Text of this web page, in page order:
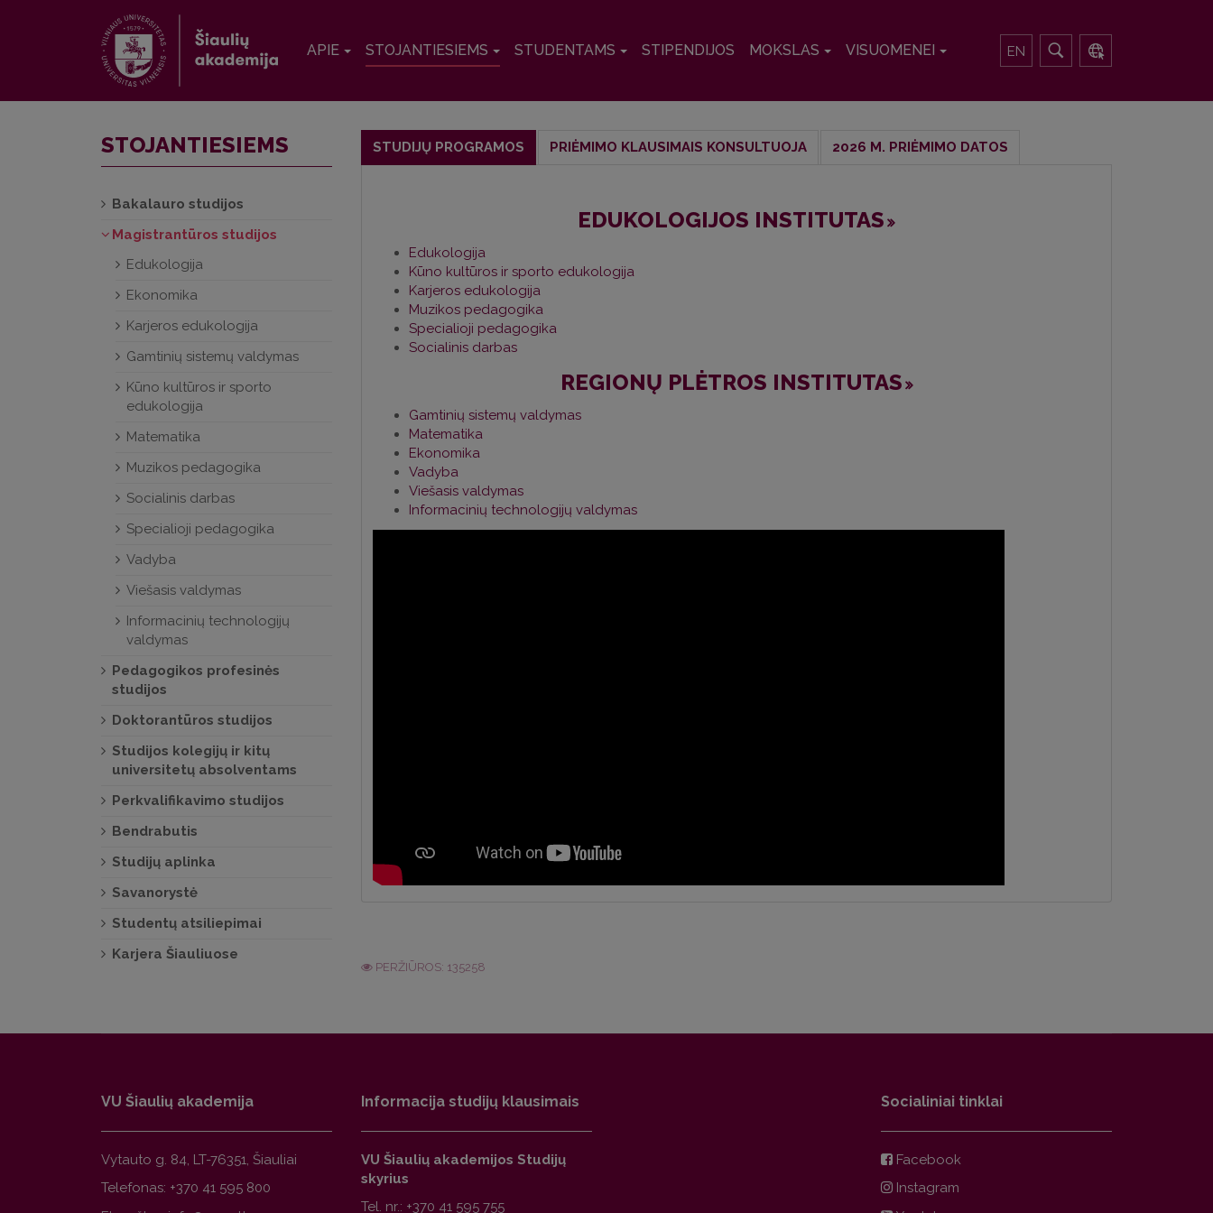
APIE STOJANTIESIEMS STUDENTAMS STIPENDIJOS MOKSLAS VISUOMENEI EN
STUDIJŲ PROGRAMOS PRIĖMIMO KLAUSIMAIS KONSULTUOJA 2026 M. PRIĖMIMO DATOS
EDUKOLOGIJOS INSTITUTAS
Edukologija
Kūno kultūros ir sporto edukologija
Karjeros edukologija
Muzikos pedagogika
Specialioji pedagogika
Socialinis darbas
REGIONŲ PLĖTROS INSTITUTAS
Gamtinių sistemų valdymas
Matematika
Ekonomika
Vadyba
Viešasis valdymas
Informacinių technologijų valdymas
PERŽIŪROS: 135258
STOJANTIESIEMS
Bakalauro studijos
Magistrantūros studijos
Edukologija
Ekonomika
Karjeros edukologija
Gamtinių sistemų valdymas
Kūno kultūros ir sporto
edukologija
Matematika
Muzikos pedagogika
Socialinis darbas
Specialioji pedagogika
Vadyba
Viešasis valdymas
Informacinių technologijų
valdymas
Pedagogikos profesinės
studijos
Doktorantūros studijos
Studijos kolegijų ir kitų
universitetų absolventams
Perkvalifikavimo studijos
Bendrabutis
Studijų aplinka
Savanorystė
Studentų atsiliepimai
Karjera Šiauliuose
VU Šiaulių akademija
Vytauto g. 84, LT-76351, Šiauliai
Telefonas: +370 41 595 800
Informacija studijų klausimais
VU Šiaulių akademijos Studijų
skyrius
Tel. nr.: +370 41 595 755
Socialiniai tinklai
Facebook
Instagram